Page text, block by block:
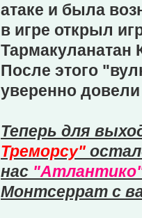
атаке и была
в игре открыл
После этого
уверенно
Теперь для
Треморсу"
нас
Монтсеррат с